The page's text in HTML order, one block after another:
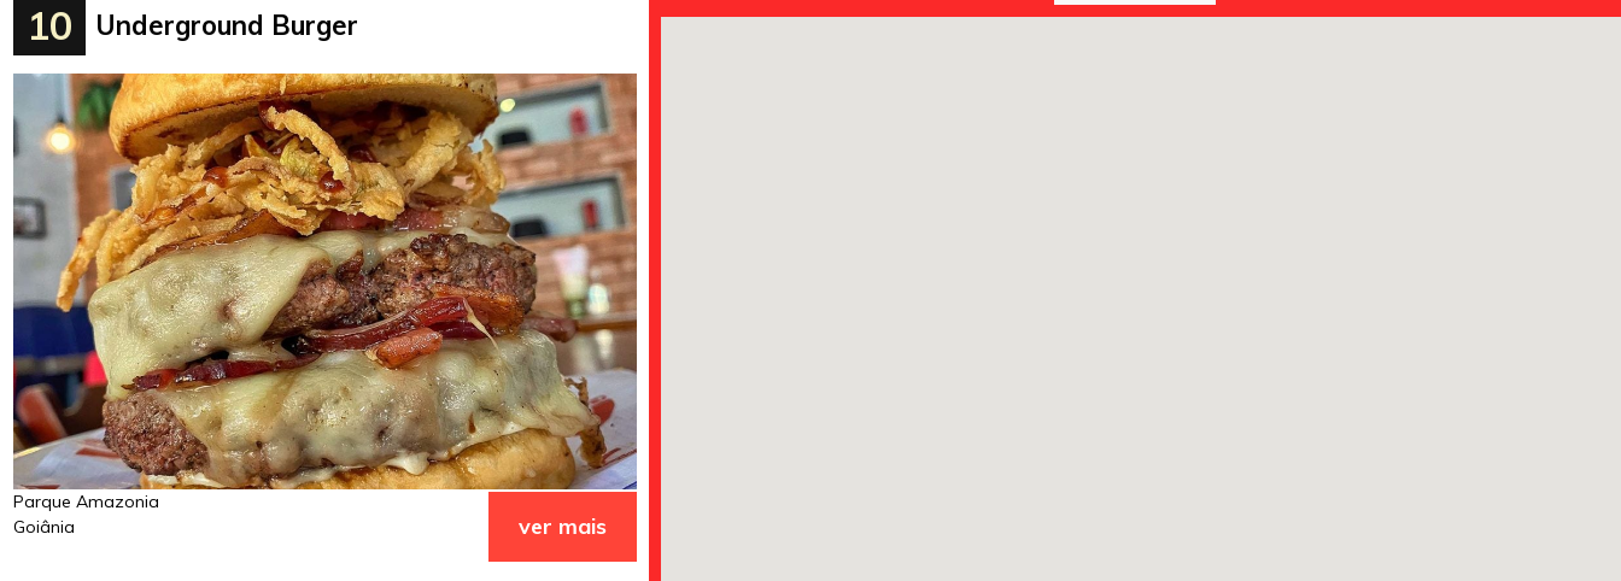
10 Underground Burger
Parque Amazonia
Goiânia
ver mais